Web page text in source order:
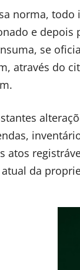
norma,
e
se
através do
atos
da